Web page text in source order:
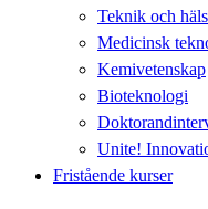
Teknik och
Medicinsk
Kemivetenskap
Bioteknologi
Unite!
Fristående kurser